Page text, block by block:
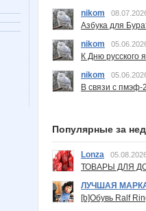
nikom
Азбука для
nikom
К Дню русского
nikom
В связи с пмэф-
Популярные за
Lonza
ТОВАРЫ ДЛЯ
ЛУЧШАЯ
[b]Обувь Ralf